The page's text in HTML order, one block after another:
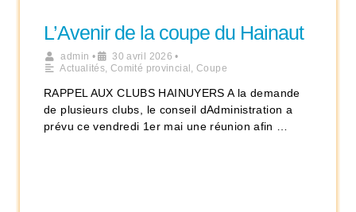
L’Avenir de la coupe du Hainaut
admin • 30 avril 2026 •
Actualités, Comité provincial , Coupe
RAPPEL AUX CLUBS HAINUYERS A la demande
de plusieurs clubs, le conseil dAdministration a
prévu ce vendredi 1er mai une réunion afin …